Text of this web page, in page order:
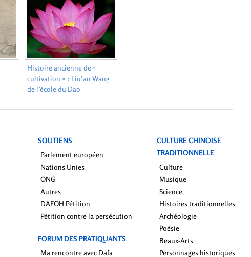
Histoire ancienne de «
cultivation » : Liu’an Wang
de l’école du Dao
SOUTIENS
Parlement européen
Nations Unies
ONG
Autres
DAFOH Pétition
Pétition contre la persécution
FORUM DES PRATIQUANTS
Ma rencontre avec Dafa
CULTURE CHINOISE
TRADITIONNELLE
Culture
Musique
Science
Histoires traditionnelles
Archéologie
Poésie
Beaux-Arts
Personnages historiques